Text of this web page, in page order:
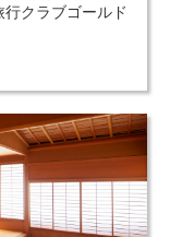
行クラブゴールド